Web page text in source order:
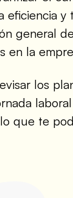
eficiencia y
general
en la
los
que te